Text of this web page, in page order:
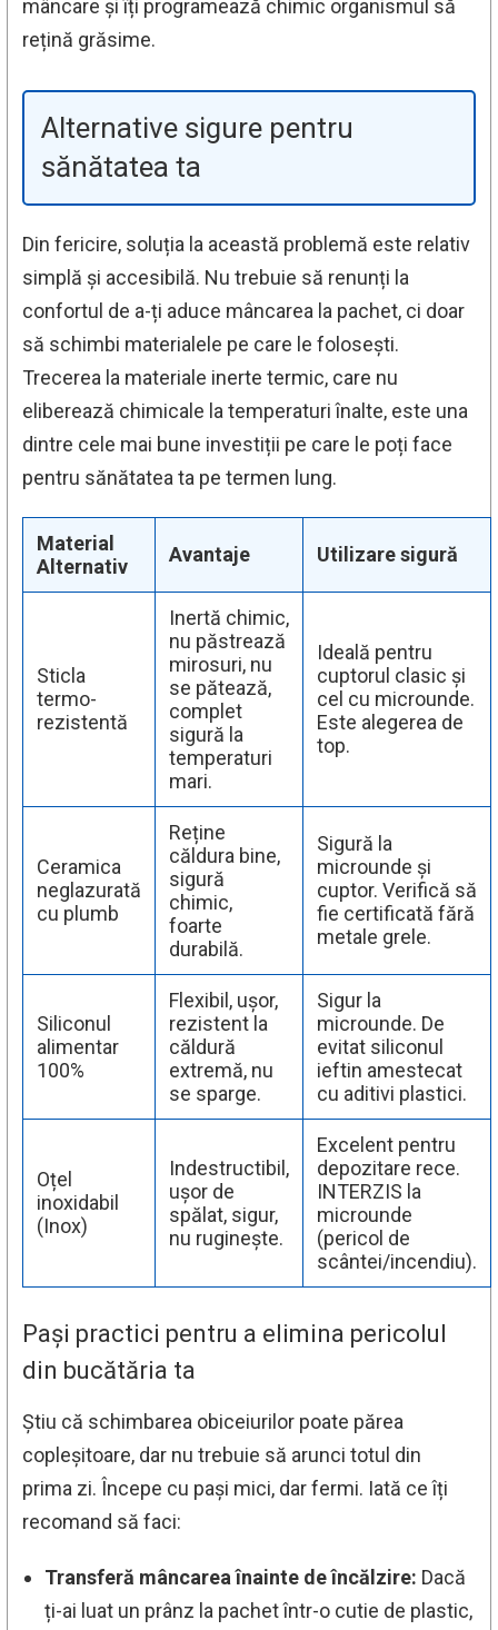
mâncare și îți programează chimic organismul să
rețină grăsime.
Alternative sigure pentru
sănătatea ta
Din fericire, soluția la această problemă este relativ
simplă și accesibilă. Nu trebuie să renunți la
confortul de a-ți aduce mâncarea la pachet, ci doar
să schimbi materialele pe care le folosești.
Trecerea la materiale inerte termic, care nu
eliberează chimicale la temperaturi înalte, este una
dintre cele mai bune investiții pe care le poți face
pentru sănătatea ta pe termen lung.
Material
Alternativ
Avantaje Utilizare sigură
Sticla
termo-
rezistentă
Inertă chimic,
nu păstrează
mirosuri, nu
se pătează,
complet
sigură la
temperaturi
mari.
Ideală pentru
cuptorul clasic și
cel cu microunde.
Este alegerea de
top.
Ceramica
neglazurată
cu plumb
Reține
căldura bine,
sigură
chimic,
foarte
durabilă.
Sigură la
microunde și
cuptor. Verifică să
fie certificată fără
metale grele.
Siliconul
alimentar
100%
Flexibil, ușor,
rezistent la
căldură
extremă, nu
se sparge.
Sigur la
microunde. De
evitat siliconul
ieftin amestecat
cu aditivi plastici.
Oțel
inoxidabil
(Inox)
Indestructibil,
ușor de
spălat, sigur,
nu ruginește.
Excelent pentru
depozitare rece.
INTERZIS la
microunde
(pericol de
scântei/incendiu).
Pași practici pentru a elimina pericolul
din bucătăria ta
Știu că schimbarea obiceiurilor poate părea
copleșitoare, dar nu trebuie să arunci totul din
prima zi. Începe cu pași mici, dar fermi. Iată ce îți
recomand să faci:
Transferă mâncarea înainte de încălzire: Dacă
ți-ai luat un prânz la pachet într-o cutie de plastic,